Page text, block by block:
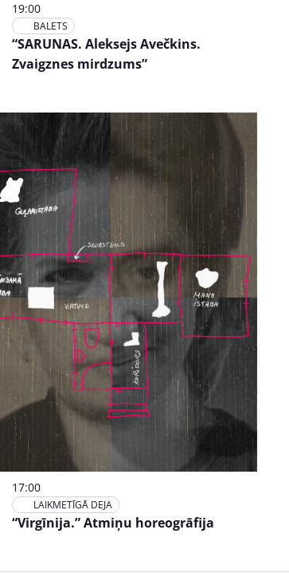
“SARUNAS. Aleksejs Avečkins.
Zvaigznes mirdzums”
19:00
BALETS
“Virgīnija.” Atmiņu horeogrāfija
17:00
LAIKMETĪGĀ DEJA